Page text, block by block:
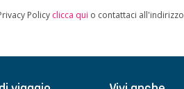
Policy clicca qui o contattaci all'indirizzo